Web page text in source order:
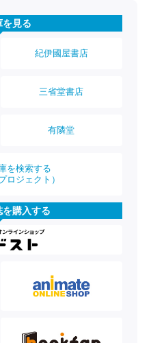
を見る
紀伊國屋書店
三省堂書店
有隣堂
を検索する
ロジェクト）
購入する